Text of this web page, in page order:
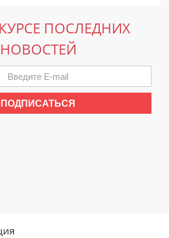
ПОСЛЕДНИХ
НОВОСТЕЙ